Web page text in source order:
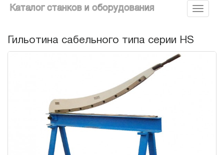
Каталог станков и оборудования
Гильотина сабельного типа серии HS